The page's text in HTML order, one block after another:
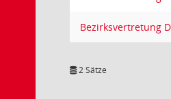
Bezirksvertretung
2 Sätze